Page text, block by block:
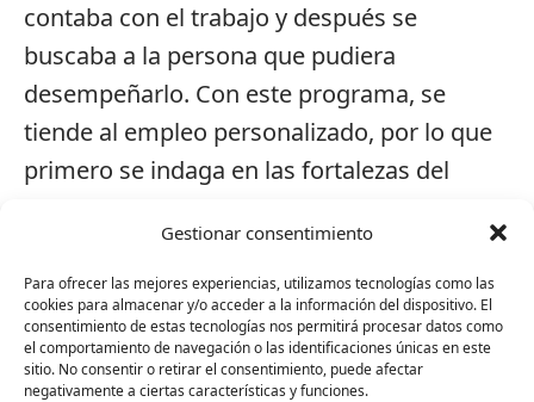
Gestionar consentimiento
Para ofrecer las mejores experiencias, utilizamos tecnologías como las
cookies para almacenar y/o acceder a la información del dispositivo. El
consentimiento de estas tecnologías nos permitirá procesar datos como
el comportamiento de navegación o las identificaciones únicas en este
sitio. No consentir o retirar el consentimiento, puede afectar
negativamente a ciertas características y funciones.
contaba con el trabajo y después se
buscaba a la persona que pudiera
desempeñarlo. Con este programa, se
tiende al empleo personalizado, por lo que
primero se indaga en las fortalezas del
trabajo que pueda desempeñar acorde a
sus necesidades, un empleo que le guste y
que sepa hacer, no uno cualquiera.
Es un programa diseñado para personas